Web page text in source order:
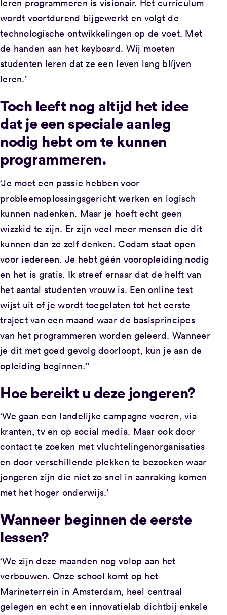
leren programmeren is visionair. Het curriculum
wordt voortdurend bijgewerkt en volgt de
technologische ontwikkelingen op de voet. Met
de handen aan het keyboard. Wij moeten
studenten leren dat ze een leven lang blíjven
leren.’
Toch leeft nog altijd het idee
dat je een speciale aanleg
nodig hebt om te kunnen
programmeren.
‘Je moet een passie hebben voor
probleemoplossingsgericht werken en logisch
kunnen nadenken. Maar je hoeft echt geen
wizzkid te zijn. Er zijn veel meer mensen die dit
kunnen dan ze zelf denken. Codam staat open
voor iedereen. Je hebt géén vooropleiding nodig
en het is gratis. Ik streef ernaar dat de helft van
het aantal studenten vrouw is. Een online test
wijst uit of je wordt toegelaten tot het eerste
traject van een maand waar de basisprincipes
van het programmeren worden geleerd. Wanneer
je dit met goed gevolg doorloopt, kun je aan de
opleiding beginnen.’’
Hoe bereikt u deze jongeren?
‘We gaan een landelijke campagne voeren, via
kranten, tv en op social media. Maar ook door
contact te zoeken met vluchtelingenorganisaties
en door verschillende plekken te bezoeken waar
jongeren zijn die niet zo snel in aanraking komen
met het hoger onderwijs.’
Wanneer beginnen de eerste
lessen?
‘We zijn deze maanden nog volop aan het
verbouwen. Onze school komt op het
Marineterrein in Amsterdam, heel centraal
gelegen en echt een innovatielab dichtbij enkele